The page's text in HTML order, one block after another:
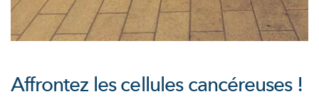
Affrontez les cellules cancéreuses !